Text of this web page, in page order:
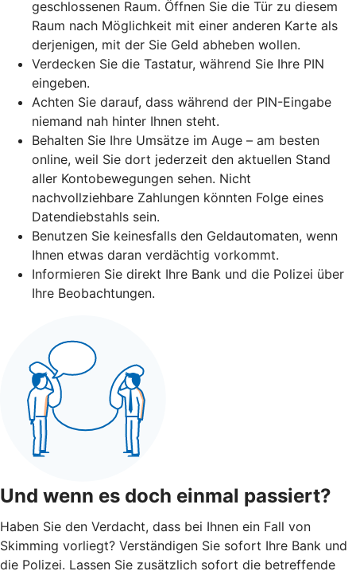
geschlossenen Raum. Öffnen Sie die Tür zu diesem
Raum nach Möglichkeit mit einer anderen Karte als
derjenigen, mit der Sie Geld abheben wollen.
Verdecken Sie die Tastatur, während Sie Ihre PIN
eingeben.
Achten Sie darauf, dass während der PIN-Eingabe
niemand nah hinter Ihnen steht.
Behalten Sie Ihre Umsätze im Auge – am besten
online, weil Sie dort jederzeit den aktuellen Stand
aller Kontobewegungen sehen. Nicht
nachvollziehbare Zahlungen könnten Folge eines
Datendiebstahls sein.
Benutzen Sie keinesfalls den Geldautomaten, wenn
Ihnen etwas daran verdächtig vorkommt.
Informieren Sie direkt Ihre Bank und die Polizei über
Ihre Beobachtungen.
Und wenn es doch einmal passiert?
Haben Sie den Verdacht, dass bei Ihnen ein Fall von
Skimming vorliegt? Verständigen Sie sofort Ihre Bank und
die Polizei. Lassen Sie zusätzlich sofort die betreffende